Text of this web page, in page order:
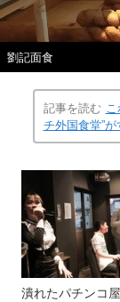
劉記面食
記事を読む
チ外国食堂”
潰れたパチンコ